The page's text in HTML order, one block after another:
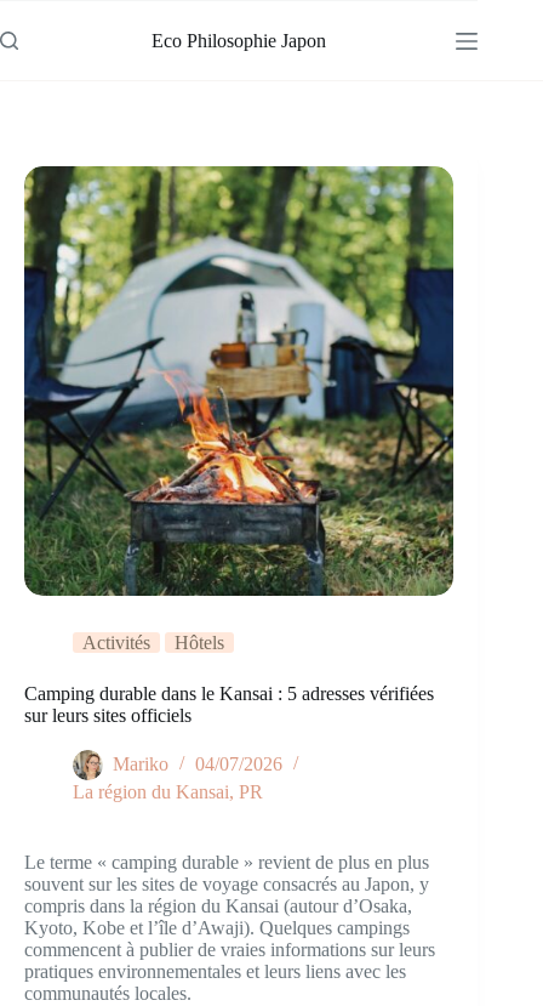
au
contenu
Eco Philosophie Japon
Activités Hôtels
Camping durable dans le Kansai : 5 adresses vérifiées
sur leurs sites officiels
Mariko
04/07/2026
La région du Kansai, PR
Le terme « camping durable » revient de plus en plus
souvent sur les sites de voyage consacrés au Japon, y
compris dans la région du Kansai (autour d’Osaka,
Kyoto, Kobe et l’île d’Awaji). Quelques campings
commencent à publier de vraies informations sur leurs
pratiques environnementales et leurs liens avec les
communautés locales.